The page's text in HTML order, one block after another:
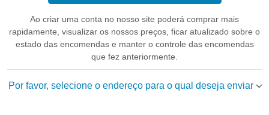
Ao criar uma conta no nosso site poderá comprar mais
rapidamente, visualizar os nossos preços, ficar atualizado sobre o
estado das encomendas e manter o controle das encomendas
que fez anteriormente.
Por favor, selecione o endereço para o qual deseja enviar